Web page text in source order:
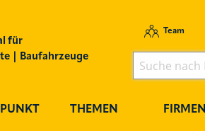
für
| Baufahrzeuge
Team
THEMEN FIRMEN